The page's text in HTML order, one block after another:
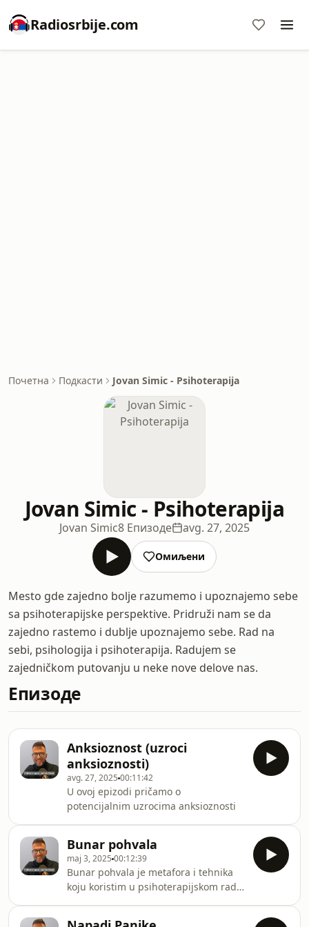
Radiosrbije.com
Почетна Подкасти Jovan Simic - Psihoterapija
Jovan Simic - Psihoterapija
Jovan Simic8 Епизоде avg. 27, 2025
Омиљени
Mesto gde zajedno bolje razumemo i upoznajemo sebe
sa psihoterapijske perspektive. Pridruži nam se da
zajedno rastemo i dublje upoznajemo sebe. Rad na
sebi, psihologija i psihoterapija. Radujem se
zajedničkom putovanju u neke nove delove nas.
Епизоде
Anksioznost (uzroci
anksioznosti)
avg. 27, 2025 00:11:42
U ovoj epizodi pričamo o
potencijalnim uzrocima anksioznosti
Bunar pohvala
maj 3, 2025 00:12:39
Bunar pohvala je metafora i tehnika
koju koristim u psihoterapijskom rad